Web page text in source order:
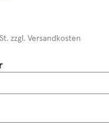
zzgl. Versandkosten
auswählen